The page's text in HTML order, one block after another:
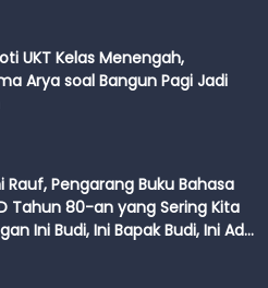
UKT Kelas Menengah,
Arya soal Bangun Pagi Jadi
Rauf, Pengarang Buku Bahasa
Tahun 80-an yang Sering Kita
Ini Budi, Ini Bapak Budi, Ini Adik